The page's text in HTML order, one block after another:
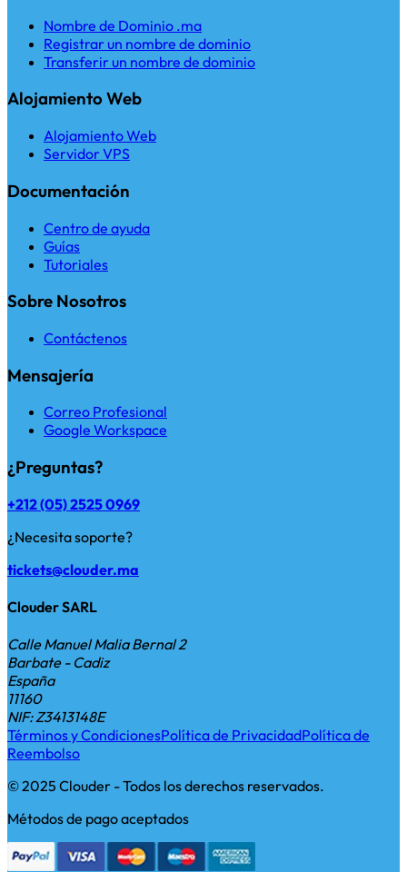
Nombre de Dominio .ma
Registrar un nombre de dominio
Transferir un nombre de dominio
Alojamiento Web
Alojamiento Web
Servidor VPS
Documentación
Centro de ayuda
Guías
Tutoriales
Sobre Nosotros
Contáctenos
Mensajería
Correo Profesional
Google Workspace
¿Preguntas?
+212 (05) 2525 0969
¿Necesita soporte?
tickets@clouder.ma
Clouder SARL
Calle Manuel Malia Bernal 2
Barbate - Cadiz
España
11160
NIF: Z3413148E
Términos y CondicionesPolítica de PrivacidadPolítica de
Reembolso
© 2025 Clouder - Todos los derechos reservados.
Métodos de pago aceptados